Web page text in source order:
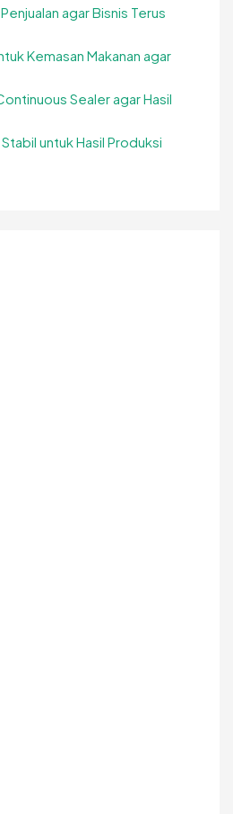
agar Bisnis Terus
Kemasan Makanan agar
Sealer agar Hasil
untuk Hasil Produksi